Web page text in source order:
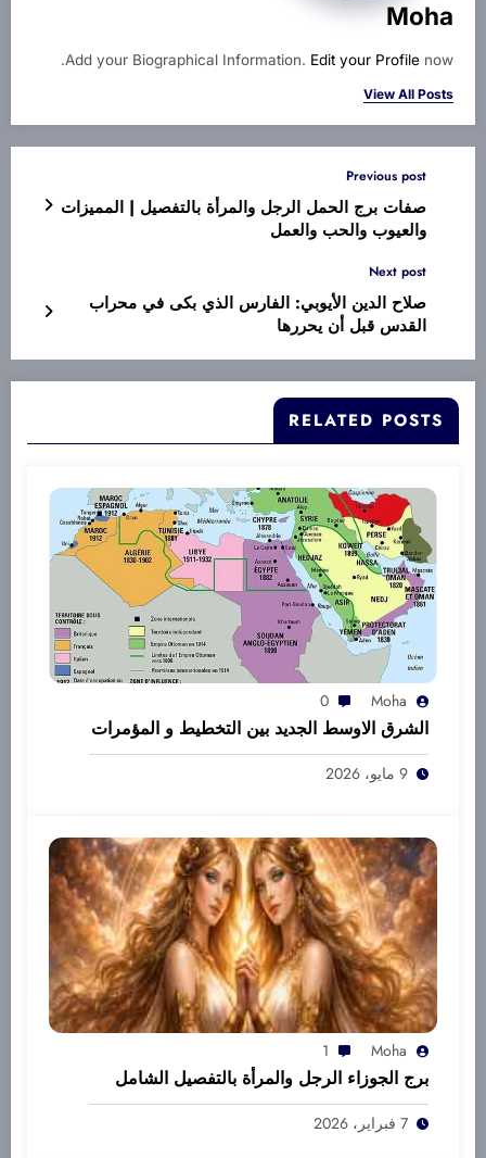
Moha
Add your Biographical Information. Edit your Profile now.
View All Posts
Previous post
صفات برج الحمل الرجل والمرأة بالتفصيل | المميزات
والعيوب والحب والعمل
Next post
صلاح الدين الأيوبي: الفارس الذي بكى في محراب
القدس قبل أن يحررها
RELATED POSTS
Moha
0
الشرق الاوسط الجديد بين التخطيط و المؤمرات
9 مايو، 2026
Moha
1
برج الجوزاء الرجل والمرأة بالتفصيل الشامل
7 فبراير، 2026